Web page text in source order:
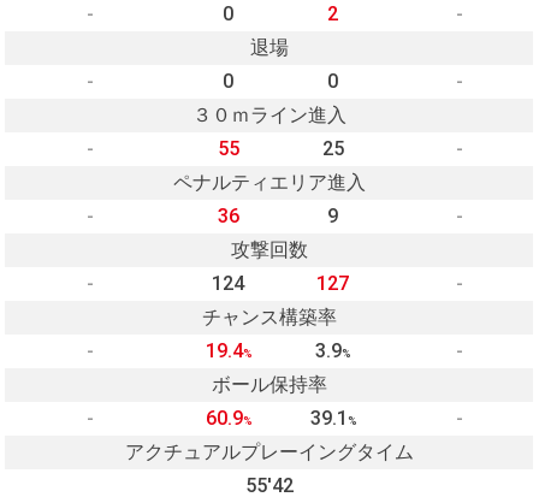
-
0 2
-
退場
-
0 0
-
３０ｍライン進入
-
55 25
-
ペナルティエリア進入
-
36 9
-
攻撃回数
-
124 127
-
チャンス構築率
-
19.4% 3.9%
-
ボール保持率
-
60.9% 39.1 %
-
アクチュアルプレーイングタイム
55'42